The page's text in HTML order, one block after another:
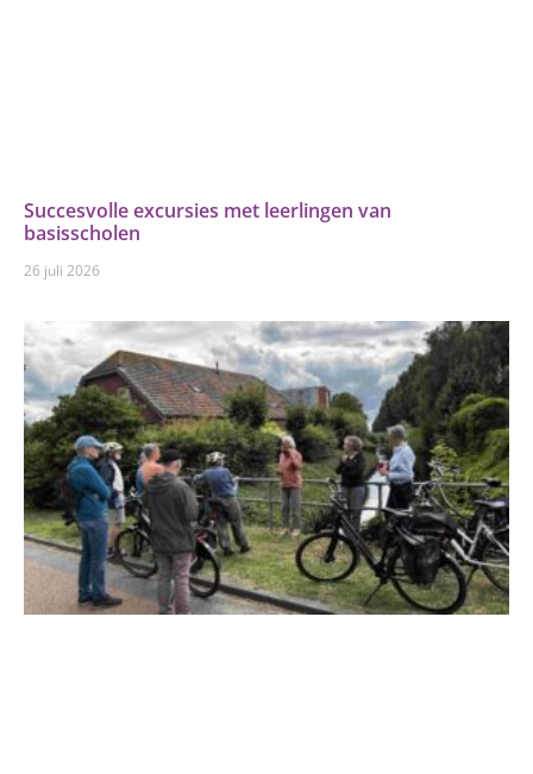
Succesvolle excursies met leerlingen van
basisscholen
26 juli 2026